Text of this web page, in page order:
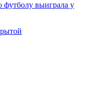
футболу выиграла у